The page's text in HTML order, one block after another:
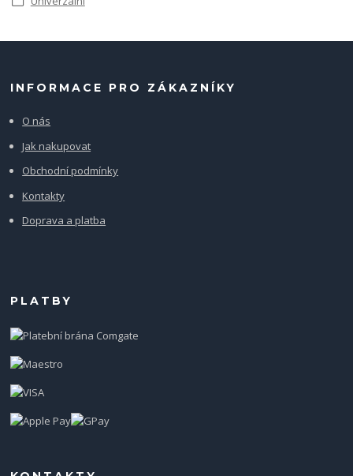
INFORMACE PRO ZÁKAZNÍKY
O nás
Jak nakupovat
Obchodní podmínky
Kontakty
Doprava a platba
PLATBY